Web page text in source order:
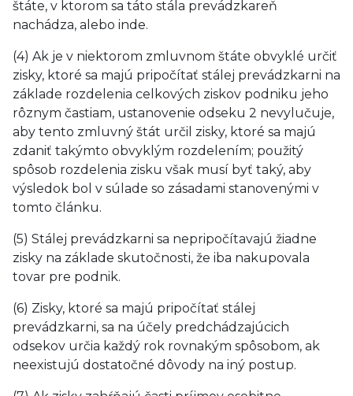
štáte, v ktorom sa táto stála prevádzkareň
nachádza, alebo inde.
(4) Ak je v niektorom zmluvnom štáte obvyklé určiť
zisky, ktoré sa majú pripočítať stálej prevádzkarni na
základe rozdelenia celkových ziskov podniku jeho
rôznym častiam, ustanovenie odseku 2 nevylučuje,
aby tento zmluvný štát určil zisky, ktoré sa majú
zdaniť takýmto obvyklým rozdelením; použitý
spôsob rozdelenia zisku však musí byť taký, aby
výsledok bol v súlade so zásadami stanovenými v
tomto článku.
(5) Stálej prevádzkarni sa nepripočítavajú žiadne
zisky na základe skutočnosti, že iba nakupovala
tovar pre podnik.
(6) Zisky, ktoré sa majú pripočítať stálej
prevádzkarni, sa na účely predchádzajúcich
odsekov určia každý rok rovnakým spôsobom, ak
neexistujú dostatočné dôvody na iný postup.